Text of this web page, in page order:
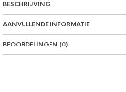
BESCHRIJVING
AANVULLENDE INFORMATIE
BEOORDELINGEN (0)